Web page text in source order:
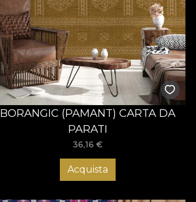
BORANGIC (PAMANT) CARTA DA
PARATI
36,16 €
Acquista